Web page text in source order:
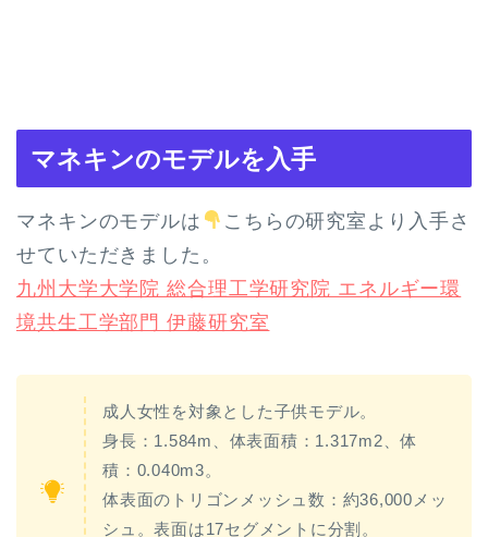
マネキンのモデルを入手
マネキンのモデルは
こちらの研究室より入手さ
せていただきました。
九州大学大学院 総合理工学研究院 エネルギー環
境共生工学部門 伊藤研究室
成人女性を対象とした子供モデル。
身長：1.584m、体表面積：1.317m2、体
積：0.040m3。
体表面のトリゴンメッシュ数：約36,000メッ
シュ。表面は17セグメントに分割。